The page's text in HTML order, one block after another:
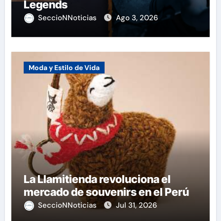
Legends
SeccioNNoticias Ago 3, 2026
Moda y Estilo de Vida
La Llamitienda revoluciona el
mercado de souvenirs en el Perú
SeccioNNoticias Jul 31, 2026